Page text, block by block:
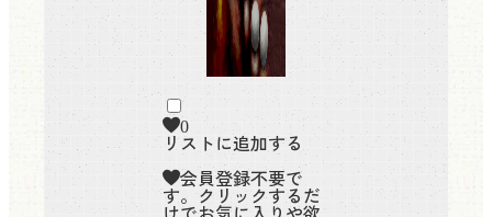
0
リストに追加する
会員登録不要で
す。クリックするだ